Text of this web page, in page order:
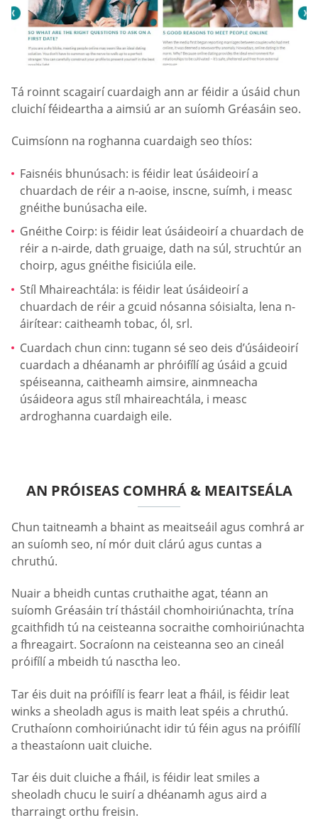
Tá roinnt scagairí cuardaigh ann ar féidir a úsáid chun
cluichí féideartha a aimsiú ar an suíomh Gréasáin seo.
Cuimsíonn na roghanna cuardaigh seo thíos:
Faisnéis bhunúsach: is féidir leat úsáideoirí a
chuardach de réir a n-aoise, inscne, suímh, i measc
gnéithe bunúsacha eile.
Gnéithe Coirp: is féidir leat úsáideoirí a chuardach de
réir a n-airde, dath gruaige, dath na súl, struchtúr an
choirp, agus gnéithe fisiciúla eile.
Stíl Mhaireachtála: is féidir leat úsáideoirí a
chuardach de réir a gcuid nósanna sóisialta, lena n-
áirítear: caitheamh tobac, ól, srl.
Cuardach chun cinn: tugann sé seo deis d’úsáideoirí
cuardach a dhéanamh ar phróifílí ag úsáid a gcuid
spéiseanna, caitheamh aimsire, ainmneacha
úsáideora agus stíl mhaireachtála, i measc
ardroghanna cuardaigh eile.
AN PRÓISEAS COMHRÁ & MEAITSEÁLA
Chun taitneamh a bhaint as meaitseáil agus comhrá ar
an suíomh seo, ní mór duit clárú agus cuntas a
chruthú.
Nuair a bheidh cuntas cruthaithe agat, téann an
suíomh Gréasáin trí thástáil chomhoiriúnachta, trína
gcaithfidh tú na ceisteanna socraithe comhoiriúnachta
a fhreagairt. Socraíonn na ceisteanna seo an cineál
próifílí a mbeidh tú nasctha leo.
Tar éis duit na próifílí is fearr leat a fháil, is féidir leat
winks a sheoladh agus is maith leat spéis a chruthú.
Cruthaíonn comhoiriúnacht idir tú féin agus na próifílí
a theastaíonn uait cluiche.
Tar éis duit cluiche a fháil, is féidir leat smiles a
sheoladh chucu le suirí a dhéanamh agus aird a
tharraingt orthu freisin.